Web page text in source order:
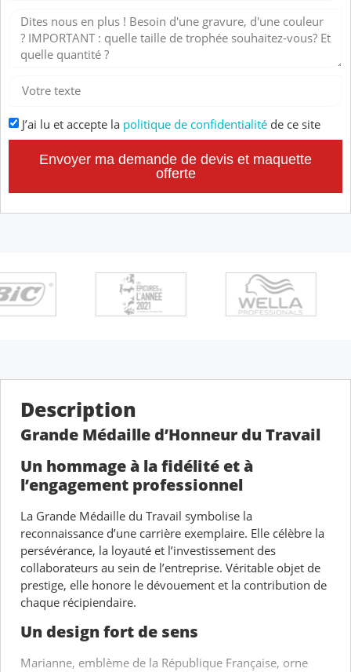
J’ai lu et accepte la politique de confidentialité de ce site
Envoyer ma demande de devis et maquette
offerte
Description
Grande Médaille d’Honneur du Travail
Un hommage à la fidélité et à
l’engagement professionnel
La Grande Médaille du Travail symbolise la
reconnaissance d’une carrière exemplaire. Elle célèbre la
persévérance, la loyauté et l’investissement des
collaborateurs au sein de l’entreprise. Véritable objet de
prestige, elle honore le dévouement et la contribution de
chaque récipiendaire.
Un design fort de sens
Marianne, emblème de la République Française, orne